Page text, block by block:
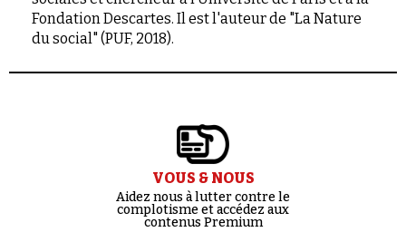
Fondation Descartes. Il est l'auteur de "La Nature
du social" (PUF, 2018).
VOUS & NOUS
Aidez nous à lutter contre le
complotisme et accédez aux
contenus Premium